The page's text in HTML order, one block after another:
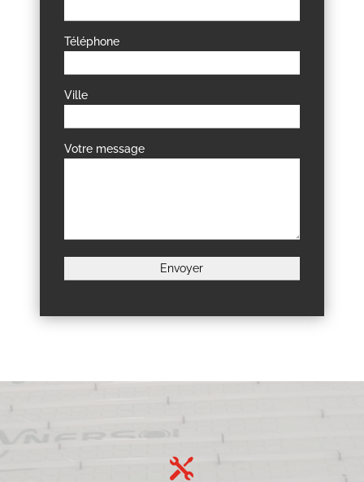
Téléphone
Ville
Votre message
